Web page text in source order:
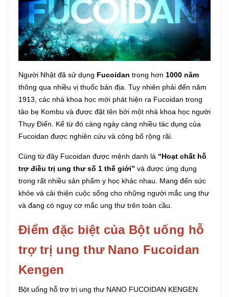
Người Nhật đã sử dụng Fucoidan trong hơn 1000 năm
thông qua nhiều vị thuốc bản địa. Tuy nhiên phải đến năm
1913, các nhà khoa học mới phát hiện ra Fucoidan trong
tảo bẹ Kombu và được đặt tên bởi một nhà khoa học người
Thụy Điển. Kể từ đó càng ngày càng nhiều tác dụng của
Fucoidan được nghiên cứu và công bố rộng rãi.
Cùng từ đây Fucoidan được mệnh danh là “Hoạt chất hỗ
trợ điều trị ung thư số 1 thế giới” và được ứng dụng
trong rất nhiều sản phẩm y học khác nhau. Mang đến sức
khỏe và cải thiện cuộc sống cho những người mắc ung thư
và đang có nguy cơ mắc ung thư trên toàn cầu.
Điểm đặc biệt của Bột uống hỗ
trợ trị ung thư Nano Fucoidan
Kengen
Bột uống hỗ trợ trị ung thư NANO FUCOIDAN KENGEN